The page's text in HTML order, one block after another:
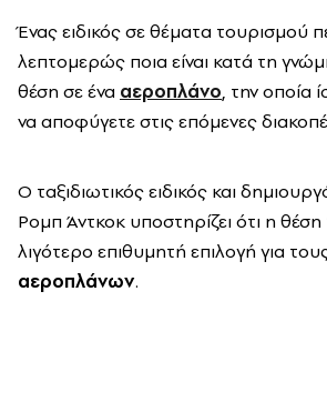
Ένας ειδικός σε θέματα τουρισμού
λεπτομερώς ποια είναι κατά τη
θέση σε ένα αεροπλάνο, την οποία
να αποφύγετε στις επόμενες
Ο ταξιδιωτικός ειδικός και
Ρομπ Άντκοκ υποστηρίζει ότι η θέση
λιγότερο επιθυμητή επιλογή για
αεροπλάνων.